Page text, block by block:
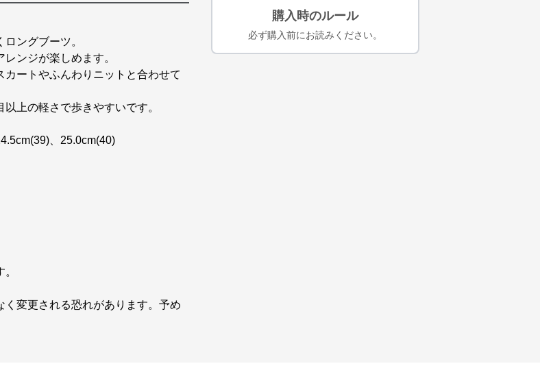
ングブーツ。
ンジが楽しめます。
カートやふんわりニットと合わせて
上の軽さで歩きやすいです。
、25.0cm(40)
変更される恐れがあります。予め
購入時のルール
必ず購入前にお読みください。